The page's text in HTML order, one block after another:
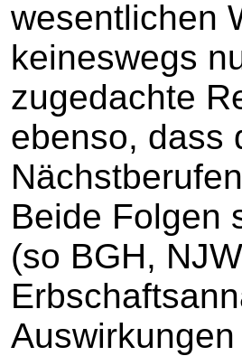
wesentlichen
keineswegs
zugedachte
ebenso, dass
Beide Folgen
(so BGH,